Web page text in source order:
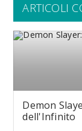
ARTICOLI
Demon
dell'Infinito